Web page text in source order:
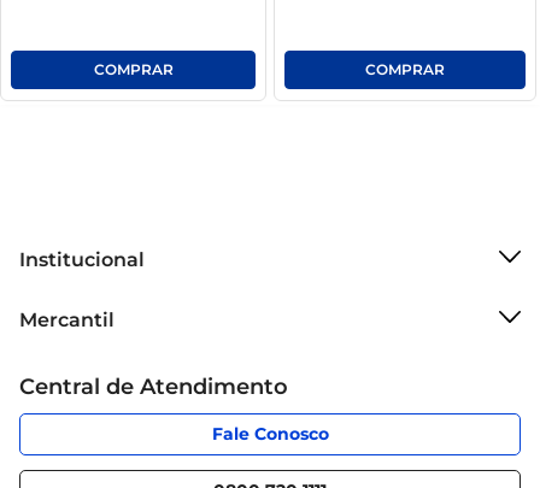
Institucional
Sobre Privacidade
Nossas lojas
Mercantil
Código de Ética
Serviços
Central de Atendimento
Fale Conosco